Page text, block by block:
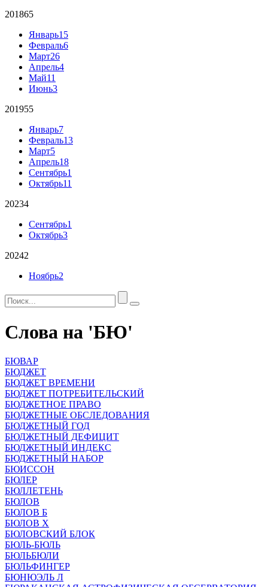
201865
Январь15
Февраль6
Март26
Апрель4
Май11
Июнь3
201955
Январь7
Февраль13
Март5
Апрель18
Сентябрь1
Октябрь11
20234
Сентябрь1
Октябрь3
20242
Ноябрь2
Слова на 'БЮ'
БЮВАР
БЮДЖЕТ
БЮДЖЕТ ВРЕМЕНИ
БЮДЖЕТ ПОТРЕБИТЕЛЬСКИЙ
БЮДЖЕТНОЕ ПРАВО
БЮДЖЕТНЫЕ ОБСЛЕДОВАНИЯ
БЮДЖЕТНЫЙ ГОД
БЮДЖЕТНЫЙ ДЕФИЦИТ
БЮДЖЕТНЫЙ ИНДЕКС
БЮДЖЕТНЫЙ НАБОР
БЮИССОН
БЮЛЕР
БЮЛЛЕТЕНЬ
БЮЛОВ
БЮЛОВ Б
БЮЛОВ Х
БЮЛОВСКИЙ БЛОК
БЮЛЬ-БЮЛЬ
БЮЛЬБЮЛИ
БЮЛЬФИНГЕР
БЮНЮЭЛЬ Л